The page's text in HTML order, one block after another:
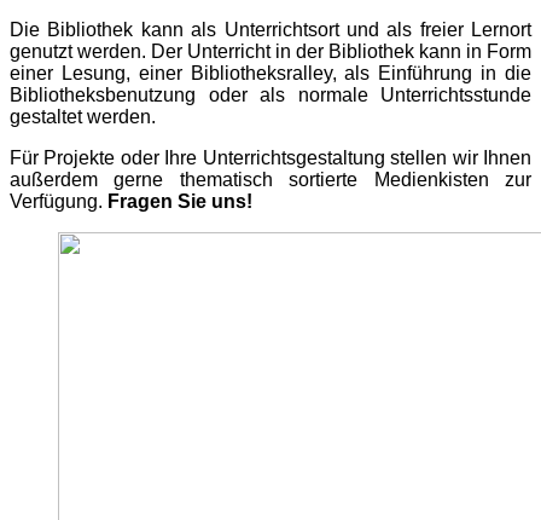
Die Bibliothek kann als Unterrichtsort und als freier Lernort
genutzt werden. Der Unterricht in der Bibliothek kann in Form
einer Lesung, einer Bibliotheksralley, als Einführung in die
Bibliotheksbenutzung oder als normale Unterrichtsstunde
gestaltet werden.
Für Projekte oder Ihre Unterrichtsgestaltung stellen wir Ihnen
außerdem gerne thematisch sortierte Medienkisten zur
Verfügung. Fragen Sie uns!